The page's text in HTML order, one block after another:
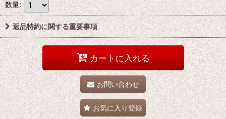
数量:
返品特約に関する重要事項
カートに入れる
お問い合わせ
お気に入り登録